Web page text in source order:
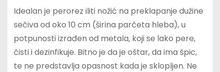
Idealan je perorez iliti nožić na preklapanje dužine
sečiva od oko 10 cm (širina parčeta hleba), u
potpunosti izrađen od metala, koji se lako pere,
čisti i dezinfikuje. Bitno je da je oštar, da ima špic,
te ne predstavlja opasnost kada je sklopljen. Ne